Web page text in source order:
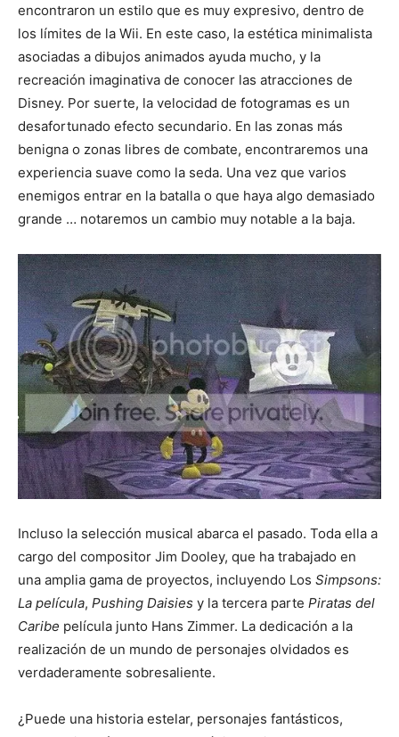
encontraron un estilo que es muy expresivo, dentro de
los límites de la Wii. En este caso, la estética minimalista
asociadas a dibujos animados ayuda mucho, y la
recreación imaginativa de conocer las atracciones de
Disney. Por suerte, la velocidad de fotogramas es un
desafortunado efecto secundario. En las zonas más
benigna o zonas libres de combate, encontraremos una
experiencia suave como la seda. Una vez que varios
enemigos entrar en la batalla o que haya algo demasiado
grande … notaremos un cambio muy notable a la baja.
Incluso la selección musical abarca el pasado. Toda ella a
cargo del compositor Jim Dooley, que ha trabajado en
una amplia gama de proyectos, incluyendo Los Simpsons:
La película, Pushing Daisies y la tercera parte Piratas del
Caribe película junto Hans Zimmer. La dedicación a la
realización de un mundo de personajes olvidados es
verdaderamente sobresaliente.
¿Puede una historia estelar, personajes fantásticos,